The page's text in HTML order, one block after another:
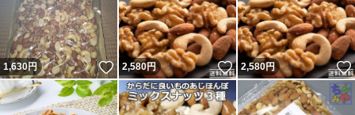
1,630円 いいね！
2,580円 いいね！
2,580円